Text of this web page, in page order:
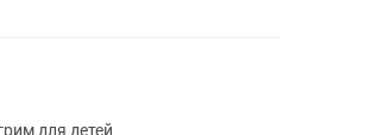
для детей